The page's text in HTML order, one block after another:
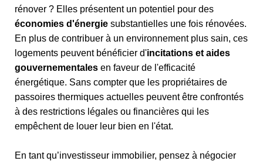
rénover ? Elles présentent un potentiel pour des
économies d'énergie substantielles une fois rénovées.
En plus de contribuer à un environnement plus sain, ces
logements peuvent bénéficier d'incitations et aides
gouvernementales en faveur de l'efficacité
énergétique. Sans compter que les propriétaires de
passoires thermiques actuelles peuvent être confrontés
à des restrictions légales ou financières qui les
empêchent de louer leur bien en l'état.
En tant qu’investisseur immobilier, pensez à négocier